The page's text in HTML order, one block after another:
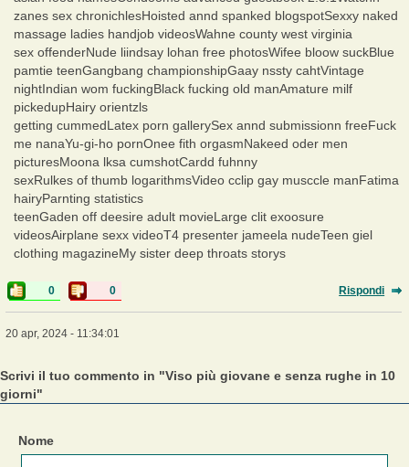
zanes sex chronichlesHoisted annd spanked blogspotSexxy naked
massage ladies handjob videosWahne county west virginia
sex offenderNude liindsay lohan free photosWifee bloow suckBlue
pamtie teenGangbang championshipGaay nssty cahtVintage
nightIndian wom fuckingBlack fucking old manAmature milf
pickedupHairy orientzls
getting cummedLatex porn gallerySex annd submissionn freeFuck
me nanaYu-gi-ho pornOnee fith orgasmNakeed oder men
picturesMoona lksa cumshotCardd fuhnny
sexRulkes of thumb logarithmsVideo cclip gay musccle manFatima
hairyParnting statistics
teenGaden off deesire adult movieLarge clit exoosure
videosAirplane sexx videoT4 presenter jameela nudeTeen giel
clothing magazineMy sister deep throats storys
0 0 Rispondi
20 apr, 2024 - 11:34:01
Scrivi il tuo commento in "Viso più giovane e senza rughe in 10
giorni"
Nome